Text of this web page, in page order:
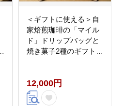
＜ギフトに使える＞自
家焙煎珈琲の「マイル
ド」ドリップバッグと
焼き菓子2種のギフト
12,000円